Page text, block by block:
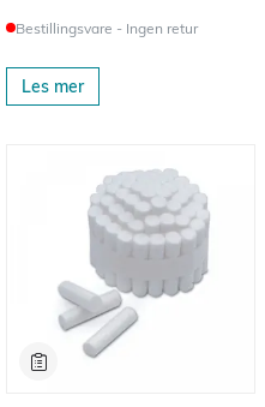
Bestillingsvare - Ingen retur
Les mer